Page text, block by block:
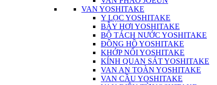
VAN YOSHITAKE
Y LỌC YOSHITAKE
BẪY HƠI YOSHITAKE
BỘ TÁCH NƯỚC YOSHITAKE
ĐỒNG HỒ YOSHITAKE
KHỚP NỐI YOSHITAKE
KÍNH QUAN SÁT YOSHITAKE
VAN AN TOÀN YOSHITAKE
VAN CẦU YOSHITAKE